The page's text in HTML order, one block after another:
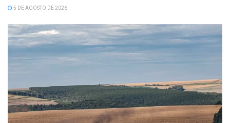
5 DE AGOSTO DE 2026